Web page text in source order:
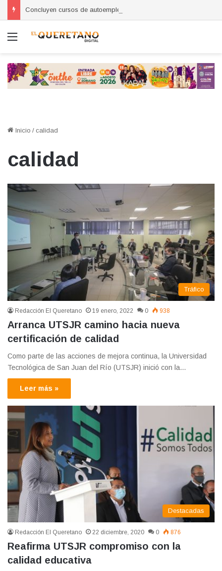
Menú
Inicio / calidad
calidad
Tráfico
Redacción El Queretano 19 enero, 2022 0 938
Arranca UTSJR camino hacia nueva
certificación de calidad
Como parte de las acciones de mejora continua, la Universidad
Tecnológica de San Juan del Río (UTSJR) inició con la…
Leer más »
Destacadas
Redacción El Queretano 22 diciembre, 2020 0 876
Reafirma UTSJR compromiso con la
calidad educativa